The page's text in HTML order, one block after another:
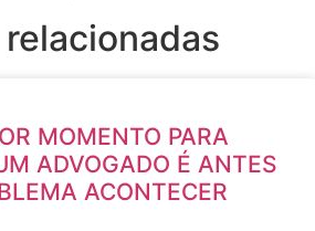
MOMENTO PARA
ADVOGADO É ANTES
ACONTECER